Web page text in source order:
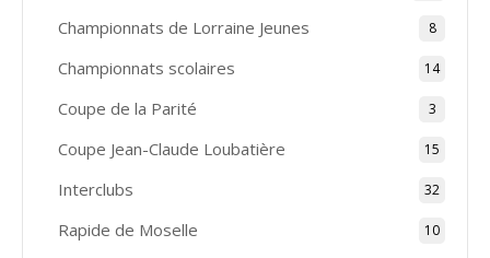
Championnats de Lorraine Jeunes 8
Championnats scolaires 14
Coupe de la Parité 3
Coupe Jean-Claude Loubatière 15
Interclubs 32
Rapide de Moselle 10